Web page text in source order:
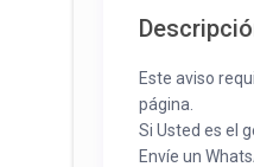
Este aviso
página.
Si Usted es el
Envíe un